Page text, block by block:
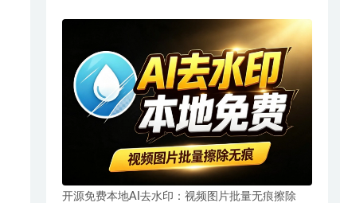
开源免费本地AI去水印：视频图片批量无痕擦除